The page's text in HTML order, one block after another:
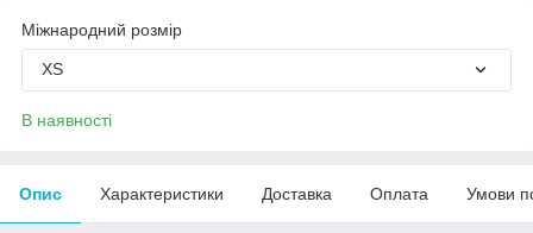
Міжнародний розмір
XS
В наявності
Опис Характеристики Доставка Оплата Умови